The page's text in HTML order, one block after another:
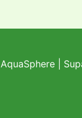
AquaSphere|